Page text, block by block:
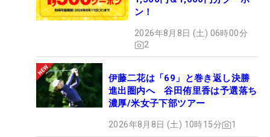
ン！
2026年8月8日 (土) 06時00分
2
伊藤二花は「69」と巻き返し決勝
進出圏内へ 谷田侑里香は予選落ち
濃厚/米女子下部ツアー
2026年8月8日 (土) 10時15分 1